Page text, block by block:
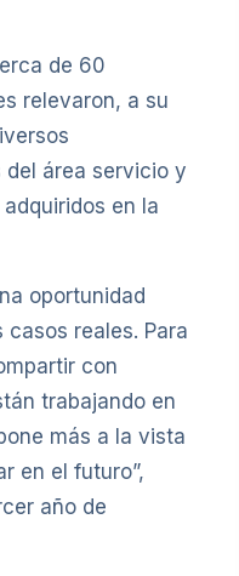
de 60
relevaron, a su
área servicio y
en la
oportunidad
reales. Para
con
trabajando en
más a la vista
en el futuro”,
año de